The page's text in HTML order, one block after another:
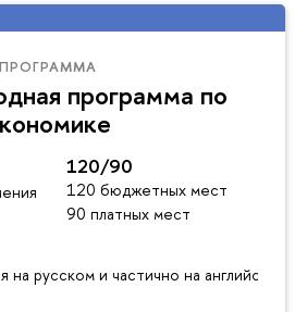
программа по
120/90
120 бюджетных мест
90 платных мест
русском и частично на английском